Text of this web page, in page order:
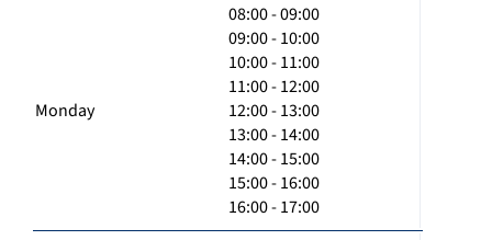
Monday
08:00 - 09:00
09:00 - 10:00
10:00 - 11:00
11:00 - 12:00
12:00 - 13:00
13:00 - 14:00
14:00 - 15:00
15:00 - 16:00
16:00 - 17:00